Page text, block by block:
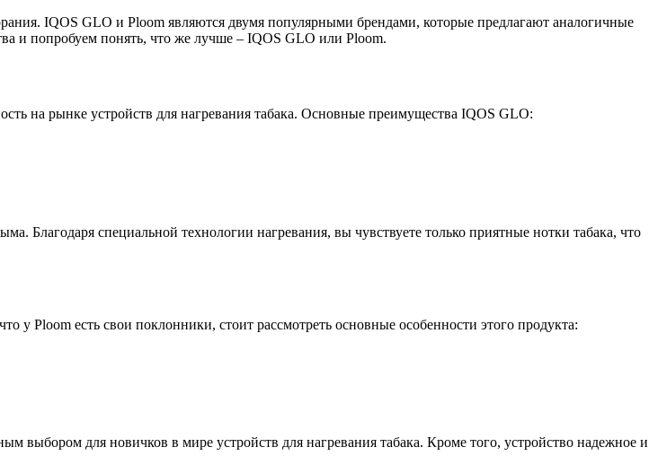
IQOS GLO и Ploom являются двумя популярными брендами, которые предлагают аналогичные
и попробуем понять, что же лучше – IQOS GLO или Ploom.
на рынке устройств для нагревания табака. Основные преимущества IQOS GLO:
Благодаря специальной технологии нагревания, вы чувствуете только приятные нотки табака, что
у Ploom есть свои поклонники, стоит рассмотреть основные особенности этого продукта:
выбором для новичков в мире устройств для нагревания табака. Кроме того, устройство надежное и